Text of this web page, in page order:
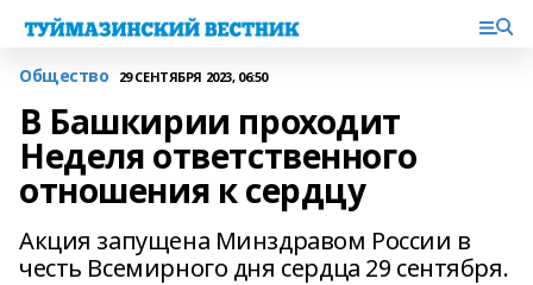
Общество 29 СЕНТЯБРЯ 2023, 06:50
В Башкирии проходит
Неделя ответственного
отношения к сердцу
Акция запущена Минздравом России в
честь Всемирного дня сердца 29 сентября.